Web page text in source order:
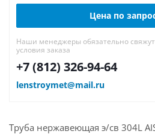
Цена по
Наши менеджеры обязательно
условия заказа
+7 (812) 326-94-64
lenstroymet@mail.ru
Труба нержавеющая э/св 304L